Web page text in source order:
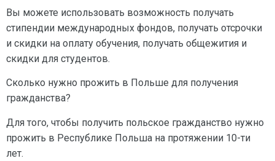
Вы можете использовать возможность получать
стипендии международных фондов, получать отсрочки
и скидки на оплату обучения, получать общежития и
скидки для студентов.
Сколько нужно прожить в Польше для получения
гражданства?
Для того, чтобы получить польское гражданство нужно
прожить в Республике Польша на протяжении 10-ти
лет.